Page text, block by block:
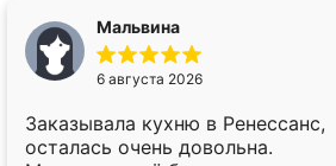
Мальвина
6 августа 2026
Заказывала кухню в Ренессанс,
осталась очень довольна.